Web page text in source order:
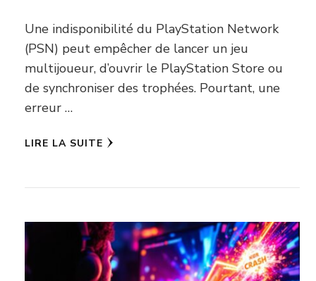
Une indisponibilité du PlayStation Network
(PSN) peut empêcher de lancer un jeu
multijoueur, d’ouvrir le PlayStation Store ou
de synchroniser des trophées. Pourtant, une
erreur …
LIRE LA SUITE